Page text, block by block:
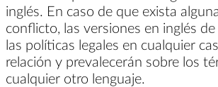
inglés. En caso de que exista
conflicto, las versiones en inglés
las políticas legales en cualquier
relación y prevalecerán sobre los
cualquier otro lenguaje.